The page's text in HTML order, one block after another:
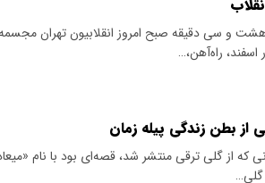
و سی دقیقه صبح امروز انقلابیون تهران
راه‌آهن،…
از بطن زندگی پیله زمان